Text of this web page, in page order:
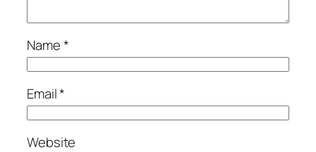
Name*
Email*
Website